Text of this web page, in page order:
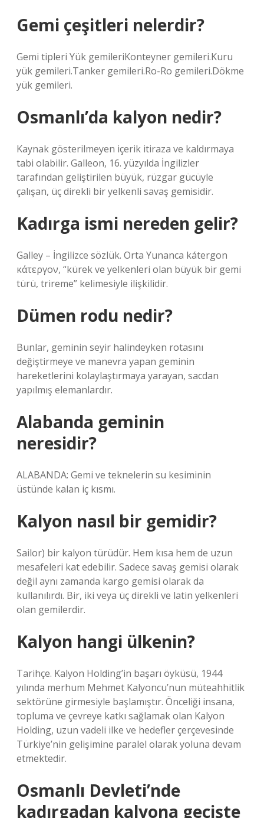
Gemi çeşitleri nelerdir?
Gemi tipleri Yük gemileriKonteyner gemileri.Kuru
yük gemileri.Tanker gemileri.Ro-Ro gemileri.Dökme
yük gemileri.
Osmanlı’da kalyon nedir?
Kaynak gösterilmeyen içerik itiraza ve kaldırmaya
tabi olabilir. Galleon, 16. yüzyılda İngilizler
tarafından geliştirilen büyük, rüzgar gücüyle
çalışan, üç direkli bir yelkenli savaş gemisidir.
Kadırga ismi nereden gelir?
Galley – İngilizce sözlük. Orta Yunanca kátergon
κάτεργον, “kürek ve yelkenleri olan büyük bir gemi
türü, trireme” kelimesiyle ilişkilidir.
Dümen rodu nedir?
Bunlar, geminin seyir halindeyken rotasını
değiştirmeye ve manevra yapan geminin
hareketlerini kolaylaştırmaya yarayan, sacdan
yapılmış elemanlardır.
Alabanda geminin
neresidir?
ALABANDA: Gemi ve teknelerin su kesiminin
üstünde kalan iç kısmı.
Kalyon nasıl bir gemidir?
Sailor) bir kalyon türüdür. Hem kısa hem de uzun
mesafeleri kat edebilir. Sadece savaş gemisi olarak
değil aynı zamanda kargo gemisi olarak da
kullanılırdı. Bir, iki veya üç direkli ve latin yelkenleri
olan gemilerdir.
Kalyon hangi ülkenin?
Tarihçe. Kalyon Holding’in başarı öyküsü, 1944
yılında merhum Mehmet Kalyoncu’nun müteahhitlik
sektörüne girmesiyle başlamıştır. Önceliği insana,
topluma ve çevreye katkı sağlamak olan Kalyon
Holding, uzun vadeli ilke ve hedefler çerçevesinde
Türkiye’nin gelişimine paralel olarak yoluna devam
etmektedir.
Osmanlı Devleti’nde
kadırgadan kalyona geçişte